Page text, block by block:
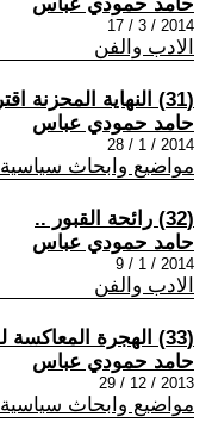
2014 / 3 / 17
الادب والفن
(31) النهاية المحزنة اقتربت .. فهل ثمة من يسمع ؟؟
حامد حمودي عباس
2014 / 1 / 28
مواضيع وابحاث سياسية
(32) رائحة القبور ..
حامد حمودي عباس
2014 / 1 / 9
الادب والفن
(33) الهجرة المعاكسة للفلاحين .. هي الحل .
حامد حمودي عباس
2013 / 12 / 29
مواضيع وابحاث سياسية